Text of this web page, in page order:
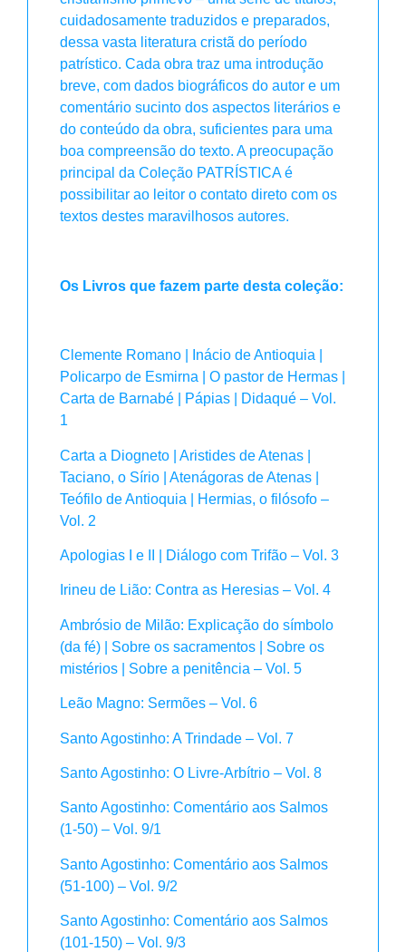
cuidadosamente traduzidos e preparados,
dessa vasta literatura cristã do período
patrístico. Cada obra traz uma introdução
breve, com dados biográficos do autor e um
comentário sucinto dos aspectos literários e
do conteúdo da obra, suficientes para uma
boa compreensão do texto. A preocupação
principal da Coleção PATRÍSTICA é
possibilitar ao leitor o contato direto com os
textos destes maravilhosos autores.
Os Livros que fazem parte desta coleção:
Clemente Romano | Inácio de Antioquia |
Policarpo de Esmirna | O pastor de Hermas |
Carta de Barnabé | Pápias | Didaqué – Vol.
1
Carta a Diogneto | Aristides de Atenas |
Taciano, o Sírio | Atenágoras de Atenas |
Teófilo de Antioquia | Hermias, o filósofo –
Vol. 2
Apologias I e II | Diálogo com Trifão – Vol. 3
Irineu de Lião: Contra as Heresias – Vol. 4
Ambrósio de Milão: Explicação do símbolo
(da fé) | Sobre os sacramentos | Sobre os
mistérios | Sobre a penitência – Vol. 5
Leão Magno: Sermões – Vol. 6
Santo Agostinho: A Trindade – Vol. 7
Santo Agostinho: O Livre-Arbítrio – Vol. 8
Santo Agostinho: Comentário aos Salmos
(1-50) – Vol. 9/1
Santo Agostinho: Comentário aos Salmos
(51-100) – Vol. 9/2
Santo Agostinho: Comentário aos Salmos
(101-150) – Vol. 9/3